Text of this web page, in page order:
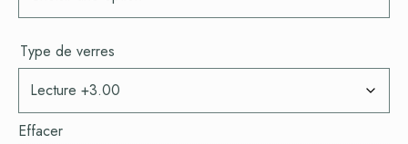
Type de verres
Effacer